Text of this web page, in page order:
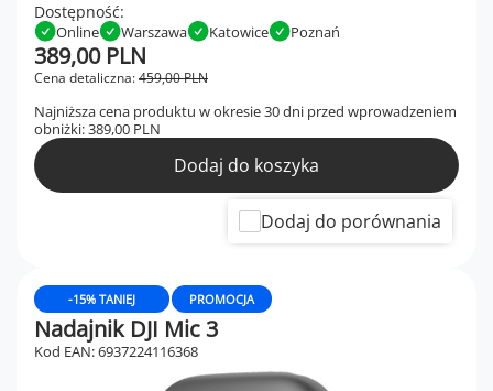
Dostępność:
Online Warszawa Katowice Poznań
Cena detaliczna:459,00 PLN
389,00 PLN
Najniższa cena produktu w okresie 30 dni przed wprowadzeniem
obniżki:389,00 PLN
Dodaj do koszyka
Dodaj do porównania
PROMOCJA
-15% TANIEJ
Nadajnik DJI Mic 3
Kod EAN: 6937224116368